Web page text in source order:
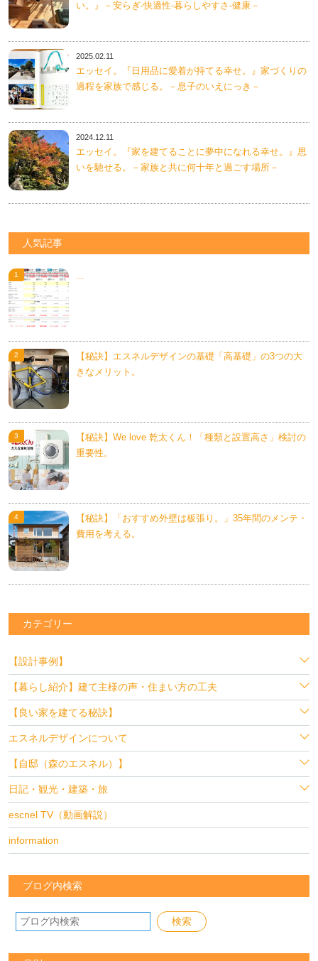
い。』－安らぎ-快適性-暮らしやすさ-健康－
2025.02.11
エッセイ。『日用品に愛着が持てる幸せ。』家づくりの
過程を家族で感じる。－息子のいえにっき－
2024.12.11
エッセイ。『家を建てることに夢中になれる幸せ。』思
いを馳せる。－家族と共に何十年と過ごす場所－
人気記事
【秘訣】エスネルデザインの基礎「高基礎」の3つの大
きなメリット。
【秘訣】We love 乾太くん！「種類と設置高さ」検討の
重要性。
【秘訣】「おすすめ外壁は板張り。」35年間のメンテ・
費用を考える。
カテゴリー
【設計事例】
【暮らし紹介】建て主様の声・住まい方の工夫
【良い家を建てる秘訣】
エスネルデザインについて
【自邸（森のエスネル）】
日記・観光・建築・旅
escnel TV（動画解説）
information
ブログ内検索